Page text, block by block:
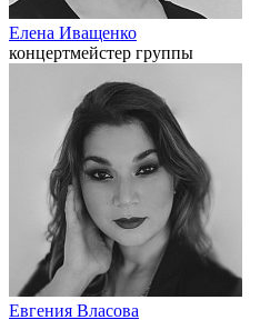
Елена Иващенко
концертмейстер группы
Евгения Власова